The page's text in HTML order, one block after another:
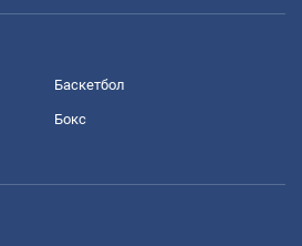
Баскетбол
Бокс